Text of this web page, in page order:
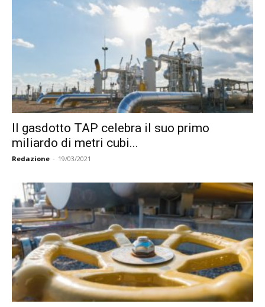
Il gasdotto TAP celebra il suo primo
miliardo di metri cubi...
Redazione - 19/03/2021